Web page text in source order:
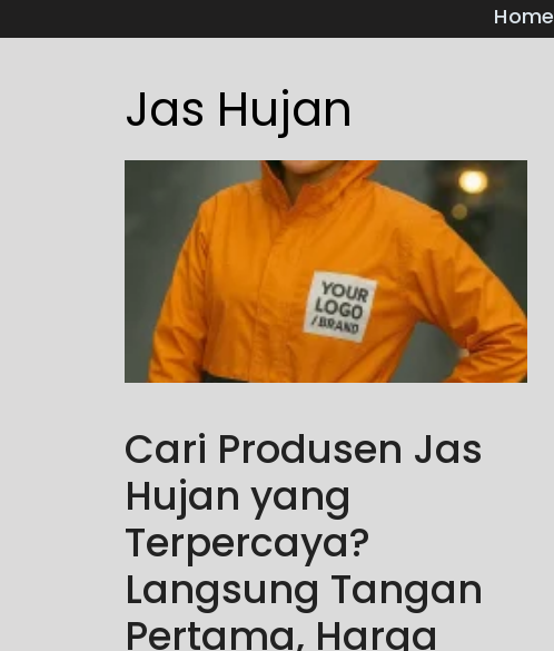
Home
Jas Hujan
Cari Produsen Jas
Hujan yang
Terpercaya?
Langsung Tangan
Pertama, Harga